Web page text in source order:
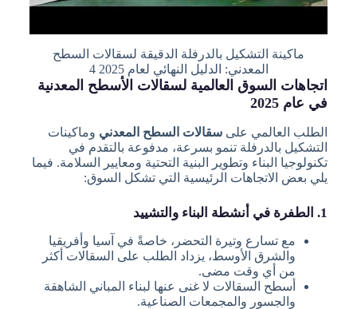
ماكينة التشكيل بالدرفلة الدقيقة لسقالات السطح
المعدني: الدليل النهائي لعام 2025 4
اتجاهات السوق العالمية لسقالات الأسطح المعدنية
في عام 2025
الطلب العالمي على سقالات السطح المعدني وماكينات
التشكيل بالدرفلة تنمو بسرعة، مدفوعة بالتقدم في
تكنولوجيا البناء وتطوير البنية التحتية ومعايير السلامة. فيما
يلي بعض الاتجاهات الرئيسية التي تشكل السوق:
1. الطفرة في أنشطة البناء والتشييد
مع تسارع وتيرة التحضر، خاصةً في آسيا وأفريقيا
والشرق الأوسط، يزداد الطلب على السقالات أكثر
من أي وقت مضى.
أسطح السقالات لا غنى عنها لبناء المباني الشاهقة
والجسور والمجمعات الصناعية.